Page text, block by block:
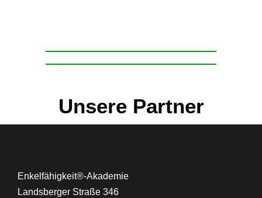
Unsere Partner
Enkelfähigkeit®-Akademie
Landsberger Straße 346